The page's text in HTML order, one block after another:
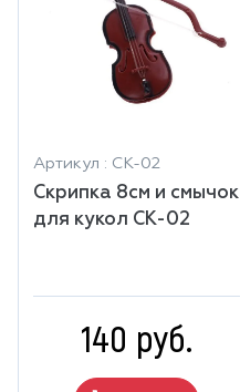
Артикул : СК-02
Скрипка 8см и смычок
для кукол СК-02
140 руб.